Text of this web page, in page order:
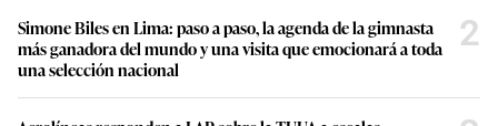
Simone Biles en Lima: paso a paso, la agenda de la gimnasta
más ganadora del mundo y una visita que emocionará a toda
una selección nacional
2